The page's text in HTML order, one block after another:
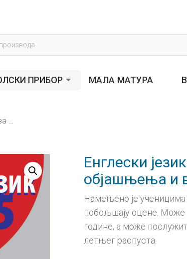
ПРИБОР МАЛА МАТУРА
Енглески
објашњења и
Намењено је ученицима
побољшају оцене. Може
године, а може
летњег распуста.